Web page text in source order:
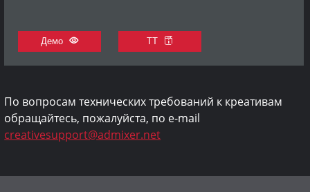
Демо ТТ
По вопросам технических требований к креативам
обращайтесь, пожалуйста, по e-mail
creativesupport@admixer.net